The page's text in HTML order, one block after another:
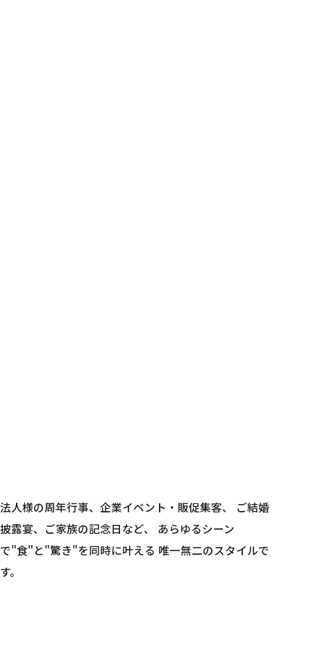
法人様の周年行事、企業イベント・販促集客、
ご結婚
披露宴、ご家族の記念日など、
あらゆるシーン
で"食"と"驚き"を同時に叶える 唯一無二のスタイルで
す。